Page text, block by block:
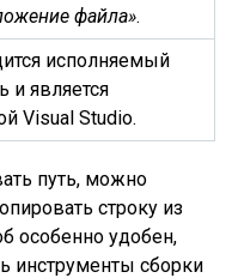
файла».
исполняемый
и является
Visual Studio.
путь, можно
строку из
особенно удобен,
инструменты сборки